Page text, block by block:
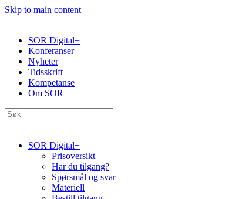
Skip to main content
SOR Digital+
Konferanser
Nyheter
Tidsskrift
Kompetanse
Om SOR
SOR Digital+
Prisoversikt
Har du tilgang?
Spørsmål og svar
Materiell